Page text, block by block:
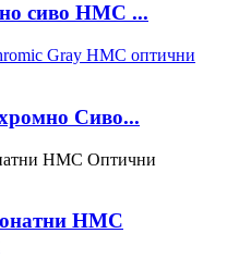
сиво HMC ...
Сиво...
HMC